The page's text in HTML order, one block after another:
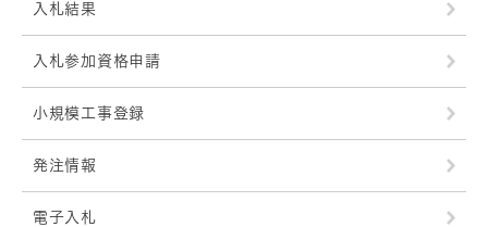
入札結果
入札参加資格申請
小規模工事登録
発注情報
電子入札